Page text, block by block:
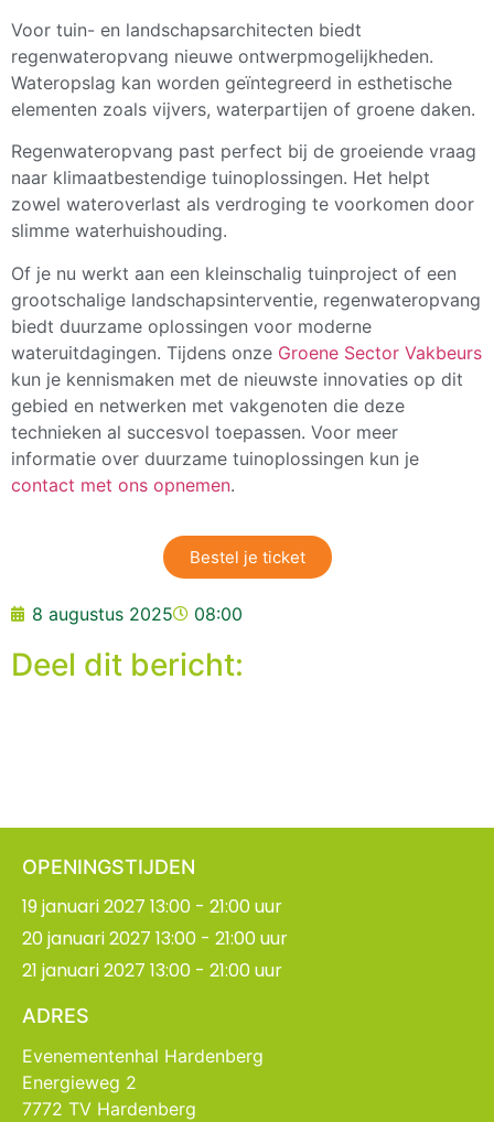
Voor tuin- en landschapsarchitecten biedt
regenwateropvang nieuwe ontwerpmogelijkheden.
Wateropslag kan worden geïntegreerd in esthetische
elementen zoals vijvers, waterpartijen of groene daken.
Regenwateropvang past perfect bij de groeiende vraag
naar klimaatbestendige tuinoplossingen. Het helpt
zowel wateroverlast als verdroging te voorkomen door
slimme waterhuishouding.
Of je nu werkt aan een kleinschalig tuinproject of een
grootschalige landschapsinterventie, regenwateropvang
biedt duurzame oplossingen voor moderne
wateruitdagingen. Tijdens onze Groene Sector Vakbeurs
kun je kennismaken met de nieuwste innovaties op dit
gebied en netwerken met vakgenoten die deze
technieken al succesvol toepassen. Voor meer
informatie over duurzame tuinoplossingen kun je
contact met ons opnemen.
Bestel je ticket
8 augustus 2025 08:00
Deel dit bericht:
OPENINGSTIJDEN
19 januari 2027 13:00 - 21:00 uur
20 januari 2027 13:00 - 21:00 uur
21 januari 2027 13:00 - 21:00 uur
ADRES
Evenementenhal Hardenberg
Energieweg 2
7772 TV Hardenberg